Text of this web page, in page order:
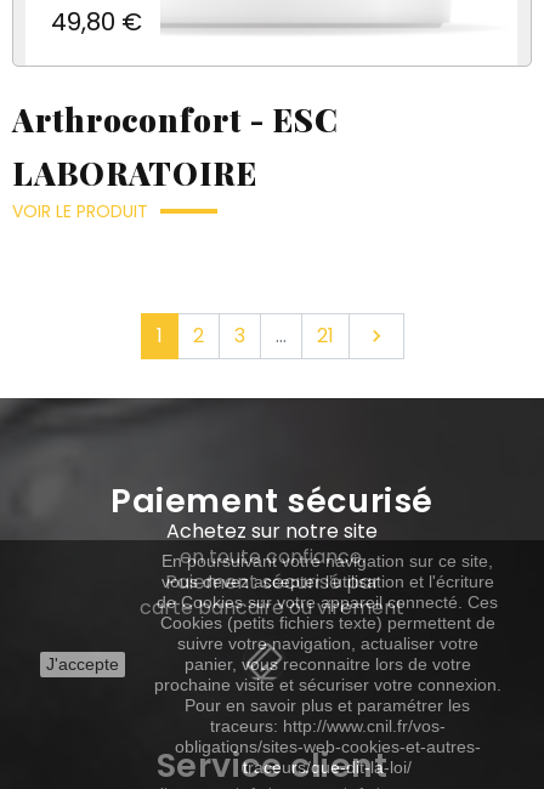
Prix
49,80 €
Arthroconfort - ESC
LABORATOIRE
VOIR LE PRODUIT
1 2 3 … 21 Suivant

Paiement sécurisé
Achetez sur notre site
en toute confiance.
Paiement sécurisé par
carte bancaire ou virement
Service client
J'accepte
En poursuivant votre navigation sur ce site,
vous devez accepter l’utilisation et l'écriture
de Cookies sur votre appareil connecté. Ces
Cookies (petits fichiers texte) permettent de
suivre votre navigation, actualiser votre
panier, vous reconnaitre lors de votre
prochaine visite et sécuriser votre connexion.
Pour en savoir plus et paramétrer les
traceurs: http://www.cnil.fr/vos-
obligations/sites-web-cookies-et-autres-
traceurs/que-dit-la-loi/